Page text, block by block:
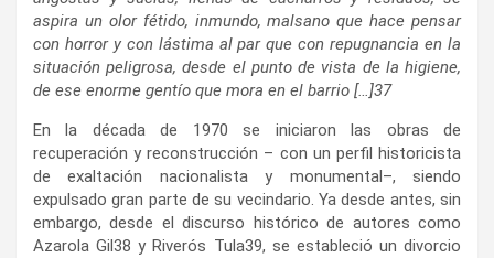
aspira un olor fétido, inmundo, malsano que hace pensar
con horror y con lástima al par que con repugnancia en la
situación peligrosa, desde el punto de vista de la higiene,
de ese enorme gentío que mora en el barrio […]37
En la década de 1970 se iniciaron las obras de
recuperación y reconstrucción – con un perfil historicista
de exaltación nacionalista y monumental–, siendo
expulsado gran parte de su vecindario. Ya desde antes, sin
embargo, desde el discurso histórico de autores como
Azarola Gil38 y Riverós Tula39, se estableció un divorcio